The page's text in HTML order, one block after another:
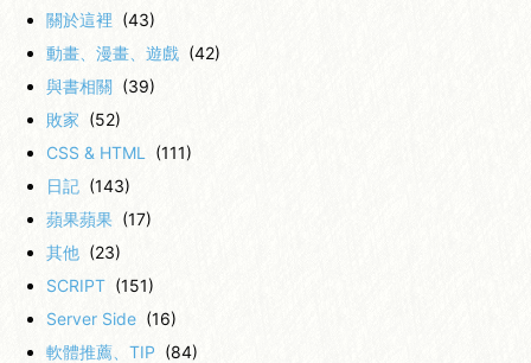
關於這裡 (43)
動畫、漫畫、遊戲 (42)
與書相關 (39)
敗家 (52)
CSS & HTML
(111)
日記 (143)
蘋果蘋果 (17)
其他 (23)
SCRIPT (151)
Server Side (16)
軟體推薦、TIP (84)